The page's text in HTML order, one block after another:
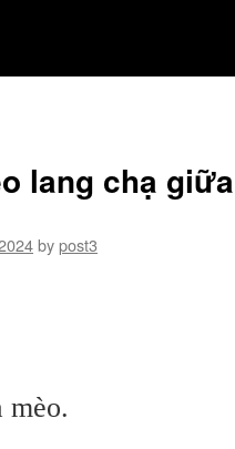
lang chạ
bypost3
mèo.